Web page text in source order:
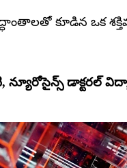
కూడిన ఒక
డాక్టరల్